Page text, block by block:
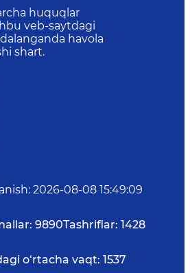
huquqlar
veb-saytdagi
havola
shart.
: 2026-08-08 15:49:09
9890Tashriflar: 1428
o‘rtacha vaqt: 1537